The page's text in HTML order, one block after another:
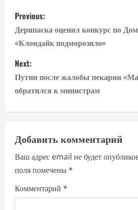
P
o
s
t
n
a
v
i
g
a
Previous:
Дерипаска оценил конкурс по
«Клондайк подморозило»
Next:
Путин после жалобы пекарни
обратился к министрам
Добавить комментарий
Ваш адрес email не будет
поля помечены*
Комментарий *